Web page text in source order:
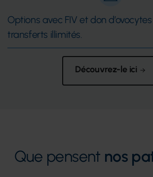
Options avec FIV et don
transferts illimités.
Découvrez-le ici
Que pensent nos